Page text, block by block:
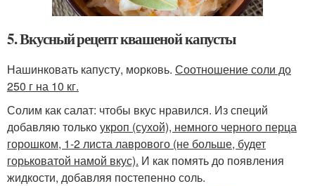
5. Вкусный рецепт квашеной капусты
Нашинковать капусту, морковь. Соотношение соли до
250 г на 10 кг.
Солим как салат: чтобы вкус нравился. Из специй
добавляю толькоукроп (сухой), немного черного перца
горошком, 1-2 листа лаврового (не больше, будет
горьковатой намой вкус). И как помять до появления
жидкости, добавляя постепенно соль.